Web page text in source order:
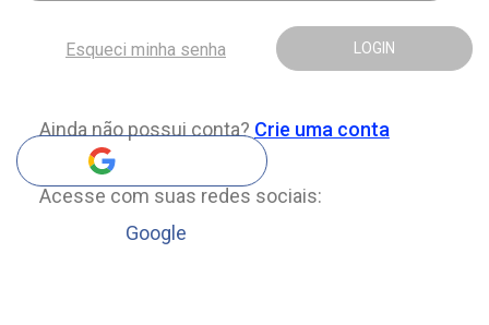
LOGIN
Esqueci minha senha
Ainda não possui conta? Crie uma conta
Acesse com suas redes sociais:
Google